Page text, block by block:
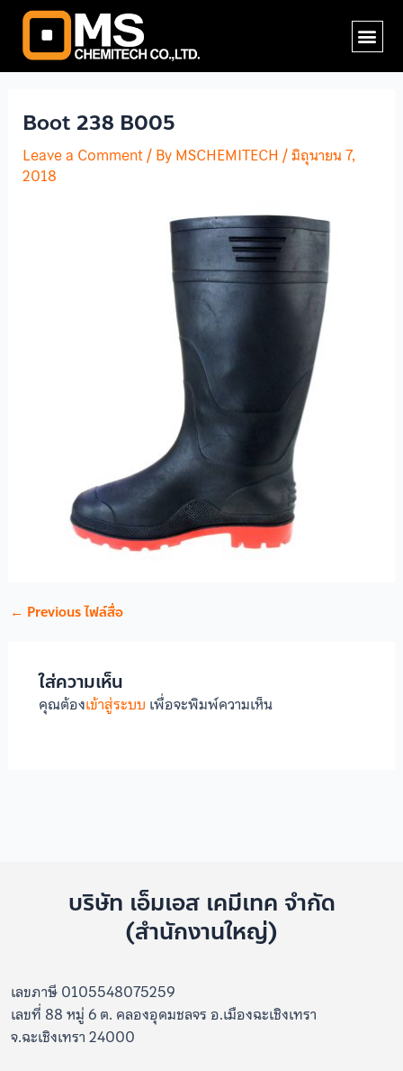
Skip
content
Boot 238 B005
Leave a Comment/ ByMSCHEMITECH /มิถุนายน 7,
2018
Post
navigation
← Previous ไฟล์สื่อ
ใส่ความเห็น
คุณต้องเข้าสู่ระบบ เพื่อจะพิมพ์ความเห็น
บริษัท เอ็มเอส เคมีเทค จำกัด
(สำนักงานใหญ่)
เลขภาษี 0105548075259
เลขที่ 88 หมู่ 6 ต. คลองอุดมชลจร อ.เมืองฉะเชิงเทรา
จ.ฉะเชิงเทรา 24000